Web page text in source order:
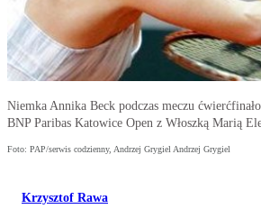
Niemka Annika Beck podczas meczu
BNP Paribas Katowice Open z Włoszką Marią
Foto: PAP/serwis codzienny, Andrzej Grygiel Andrzej Grygiel
Krzysztof Rawa